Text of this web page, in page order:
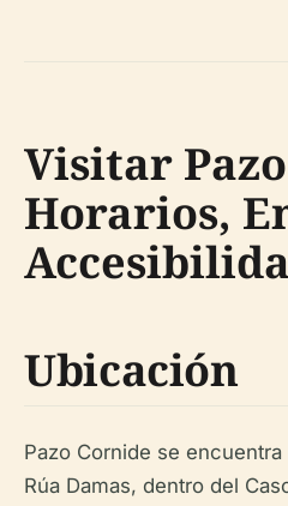
Visitar
Horarios,
Ubicación
Pazo Cornide se
Rúa Damas, dentro del